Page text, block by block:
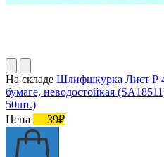
На складе Шлифшкурка Лист Р
бумаге, неводостойкая
50шт.)
Цена
39₽